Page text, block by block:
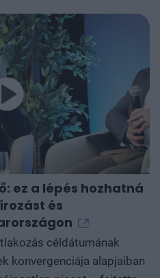
ez a lépés hozhatná
és
céldátumának
konvergenciája alapjaiban